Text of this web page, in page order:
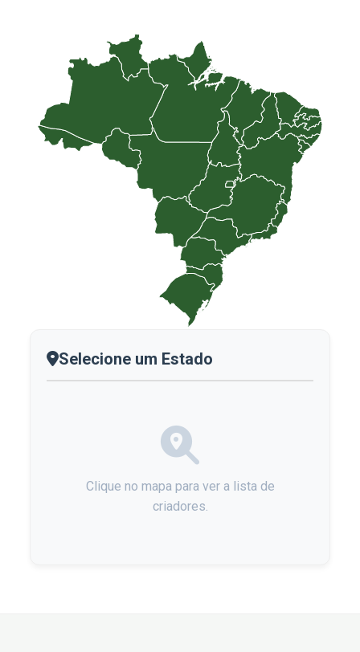
Selecione um Estado
Clique no mapa para ver a lista de
criadores.